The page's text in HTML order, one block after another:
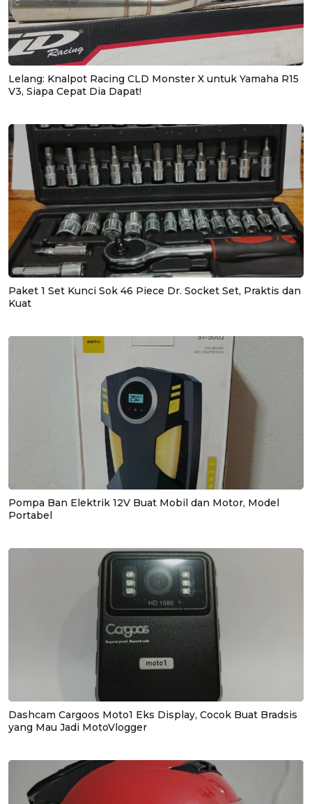
Lelang: Knalpot Racing CLD Monster X untuk Yamaha R15
V3, Siapa Cepat Dia Dapat!
Paket 1 Set Kunci Sok 46 Piece Dr. Socket Set, Praktis dan
Kuat
Pompa Ban Elektrik 12V Buat Mobil dan Motor, Model
Portabel
Dashcam Cargoos Moto1 Eks Display, Cocok Buat Bradsis
yang Mau Jadi MotoVlogger